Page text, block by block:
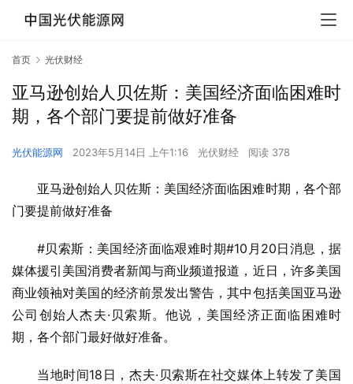
首页 光伏财经
亚马逊创始人贝佐斯：美国经济面临困难时
期，各个部门要提前做好准备
光伏能源网 2023年5月14日 上午1:16 光伏财经 阅读 378
亚马逊创始人贝佐斯：美国经济面临困难时期，各个部
门要提前做好准备
#贝索斯：美国经济面临艰难时期#10月20日消息，据
媒体援引美国消费者新闻与商业频道报道，近日，许多美国
商业领袖对美国的经济前景发出警告，其中包括美国亚马逊
公司创始人杰夫·贝索斯。他说，美国经济正面临困难时
期，各个部门最好做好准备。
当地时间18日，杰夫·贝索斯在社交媒体上转发了美国